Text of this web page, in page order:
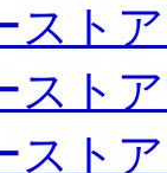
スト
スト
スト